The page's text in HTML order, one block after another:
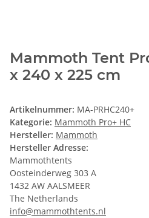
Mammoth Tent
x 240 x 225 cm
Artikelnummer: MA-PRHC240+
Kategorie: Mammoth Pro+ HC
Hersteller: Mammoth
Hersteller Adresse:
Mammothtents
Oosteinderweg 303 A
1432 AW AALSMEER
The Netherlands
info@mammothtents.nl